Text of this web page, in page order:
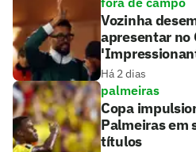
Vozinha
apresentar no
Há 2 dias
palmeiras
Copa
Palmeiras em
títulos